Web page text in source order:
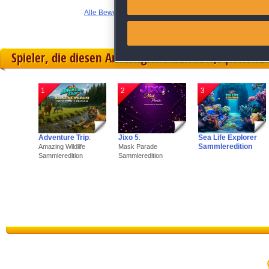
Alle Bewertungen anzeigen
Spieler, die diesen Artikel gekauft haben, spielten
1
Adventure Trip:
Amazing Wildlife
Sammleredition
2
Jixo 5:
Mask Parade
Sammleredition
3
Sea Life Explorer
Sammleredition
Save and communicate